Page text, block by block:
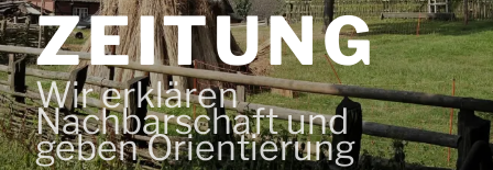
ZEITUNG
Wir erklären
Nachbarschaft und
geben Orientierung